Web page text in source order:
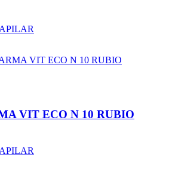
VIT ECO N 10 RUBIO